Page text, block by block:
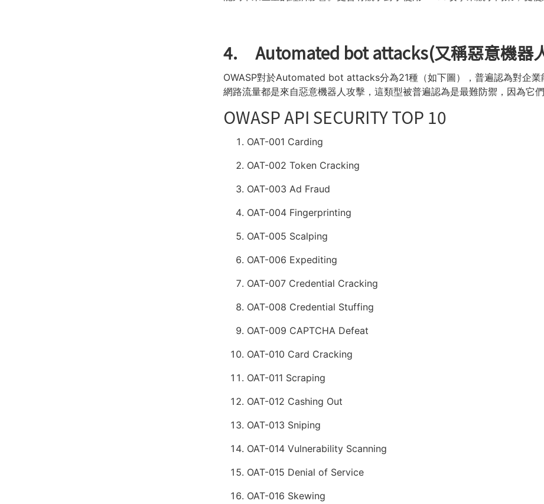
4. Automated bot attacks(又稱惡意機器
OWASP對於Automated bot attacks分為21種（如下圖），普遍認為對企
網路流量都是來自惡意機器人攻擊，這類型被普遍認為是最難防禦，因為它
OWASP API SECURITY TOP 10
OAT-001 Carding
OAT-002 Token Cracking
OAT-003 Ad Fraud
OAT-004 Fingerprinting
OAT-005 Scalping
OAT-006 Expediting
OAT-007 Credential Cracking
OAT-008 Credential Stuffing
OAT-009 CAPTCHA Defeat
OAT-010 Card Cracking
OAT-011 Scraping
OAT-012 Cashing Out
OAT-013 Sniping
OAT-014 Vulnerability Scanning
OAT-015 Denial of Service
OAT-016 Skewing